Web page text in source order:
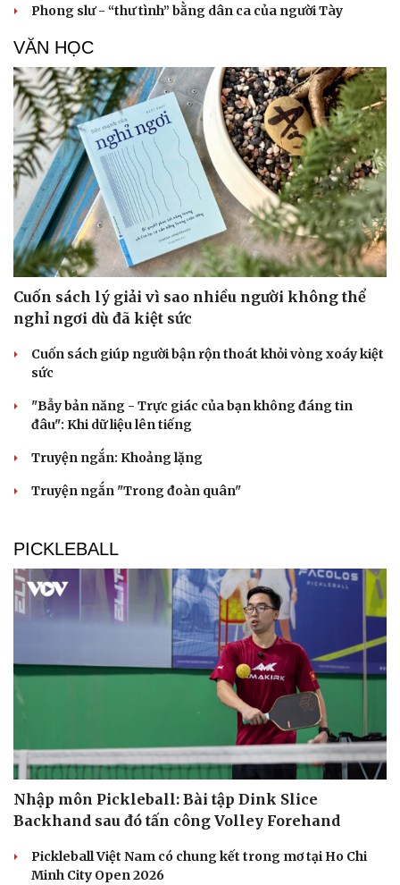
Phong slư - “thư tình” bằng dân ca của người Tày
VĂN HỌC
Cuốn sách lý giải vì sao nhiều người không thể
nghỉ ngơi dù đã kiệt sức
Cuốn sách giúp người bận rộn thoát khỏi vòng xoáy kiệt
sức
"Bẫy bản năng - Trực giác của bạn không đáng tin
đâu": Khi dữ liệu lên tiếng
Truyện ngắn: Khoảng lặng
Truyện ngắn "Trong đoàn quân"
PICKLEBALL
Nhập môn Pickleball: Bài tập Dink Slice
Backhand sau đó tấn công Volley Forehand
Pickleball Việt Nam có chung kết trong mơ tại Ho Chi
Minh City Open 2026